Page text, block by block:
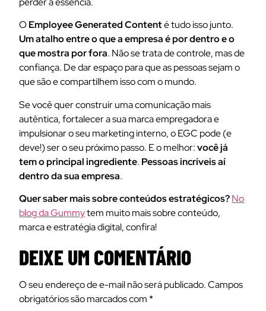
OEmployee Generated Contenté tudo isso junto.
Um atalho entre o que a empresa é por dentro e o
que mostra por fora. Não se trata de controle, mas de
confiança. De dar espaço para que as pessoas sejam o
que são e compartilhem isso com o mundo.
Se você quer construir uma comunicação mais
autêntica, fortalecer a sua marca empregadora e
impulsionar o seu marketing interno, o EGC pode (e
deve!) ser o seu próximo passo. E o melhor:você já
tem o principal ingrediente. Pessoas incríveis aí
dentro da sua empresa.
Quer saber mais sobre conteúdos estratégicos?No
blog da Gummytem muito mais sobre conteúdo,
marca e estratégia digital, confira!
DEIXE UM COMENTÁRIO
O seu endereço de e-mail não será publicado. Campos
obrigatórios são marcados com *